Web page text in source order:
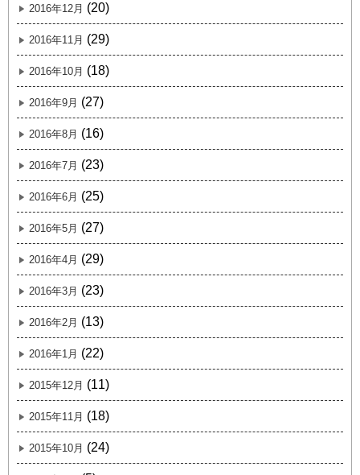
2016年12月 (20)
2016年11月 (29)
2016年10月 (18)
2016年9月 (27)
2016年8月 (16)
2016年7月 (23)
2016年6月 (25)
2016年5月 (27)
2016年4月 (29)
2016年3月 (23)
2016年2月 (13)
2016年1月 (22)
2015年12月 (11)
2015年11月 (18)
2015年10月 (24)